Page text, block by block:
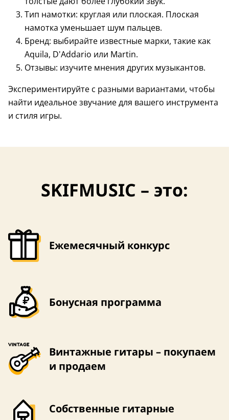
Тип намотки: круглая или плоская. Плоская
намотка уменьшает шум пальцев.
Бренд: выбирайте известные марки, такие как
Aquila, D'Addario или Martin.
Отзывы: изучите мнения других музыкантов.
Экспериментируйте с разными вариантами, чтобы
найти идеальное звучание для вашего инструмента
и стиля игры.
SKIFMUSIC – это:
Ежемесячный конкурс
Бонусная программа
Винтажные гитары – покупаем
и продаем
Собственные гитарные